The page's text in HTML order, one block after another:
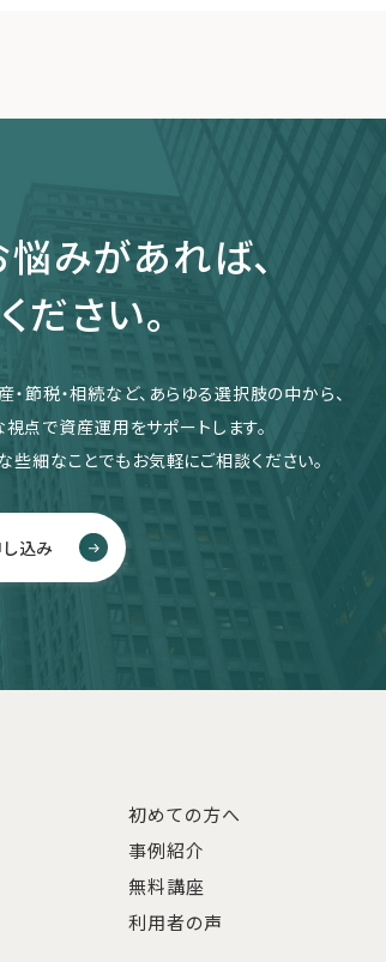
みがあれば、
ださい。
・節税・相続など、あらゆる選択肢の中から、
点で資産運用をサポートします。
細なことでもお気軽にご相談ください。
込み
初めての方へ
事例紹介
無料講座
利用者の声